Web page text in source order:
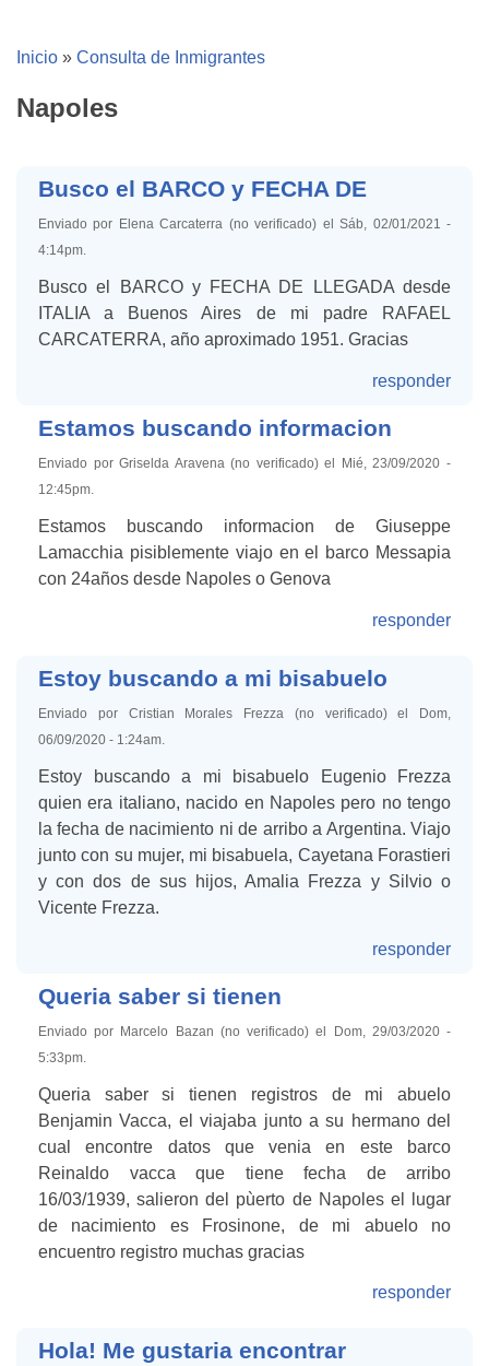
Inicio » Consulta de Inmigrantes
Napoles
Busco el BARCO y FECHA DE
Enviado por Elena Carcaterra (no verificado) el Sáb, 02/01/2021 -
4:14pm.
Busco el BARCO y FECHA DE LLEGADA desde
ITALIA a Buenos Aires de mi padre RAFAEL
CARCATERRA, año aproximado 1951. Gracias
responder
Estamos buscando informacion
Enviado por Griselda Aravena (no verificado) el Mié, 23/09/2020 -
12:45pm.
Estamos buscando informacion de Giuseppe
Lamacchia pisiblemente viajo en el barco Messapia
con 24años desde Napoles o Genova
responder
Estoy buscando a mi bisabuelo
Enviado por Cristian Morales Frezza (no verificado) el Dom,
06/09/2020 - 1:24am.
Estoy buscando a mi bisabuelo Eugenio Frezza
quien era italiano, nacido en Napoles pero no tengo
la fecha de nacimiento ni de arribo a Argentina. Viajo
junto con su mujer, mi bisabuela, Cayetana Forastieri
y con dos de sus hijos, Amalia Frezza y Silvio o
Vicente Frezza.
responder
Queria saber si tienen
Enviado por Marcelo Bazan (no verificado) el Dom, 29/03/2020 -
5:33pm.
Queria saber si tienen registros de mi abuelo
Benjamin Vacca, el viajaba junto a su hermano del
cual encontre datos que venia en este barco
Reinaldo vacca que tiene fecha de arribo
16/03/1939, salieron del pùerto de Napoles el lugar
de nacimiento es Frosinone, de mi abuelo no
encuentro registro muchas gracias
responder
Hola! Me gustaria encontrar